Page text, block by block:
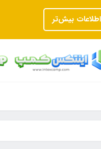
اطلاعات بیش‌تر